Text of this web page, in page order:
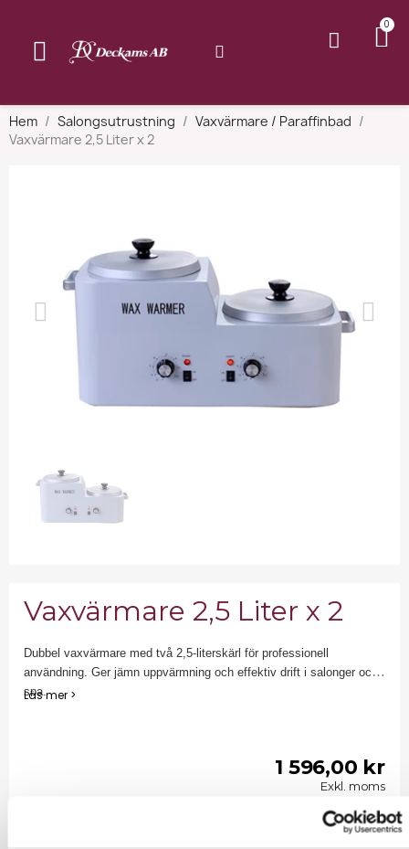
Hem Salongsutrustning
Vaxvärmare / Paraffinbad
Vaxvärmare 2,5 Liter x 2
Vaxvärmare 2,5 Liter x 2
Dubbel vaxvärmare med två 2,5-literskärl för professionell
användning. Ger jämn uppvärmning och effektiv drift i salonger och
spa.
Läs mer >
1 596,00 kr
Exkl. moms
1995 kr inkl moms.